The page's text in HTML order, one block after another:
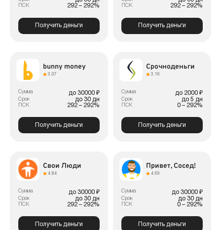
ПСК 292 – 292%
Получить деньги
ПСК 292 – 292%
Получить деньги
bunny money
3.07
Сумма до 30000 ₽
Срок до 30 дн
ПСК 292 – 292%
Получить деньги
Срочноденьги
3.16
Сумма до 2000 ₽
Срок до 5 дн
ПСК 0 – 292%
Получить деньги
Свои Люди
4.84
Сумма до 30000 ₽
Срок до 30 дн
ПСК 292 – 292%
Получить деньги
Привет, Сосед!
4.69
Сумма до 30000 ₽
Срок до 30 дн
ПСК 0 – 292%
Получить деньги